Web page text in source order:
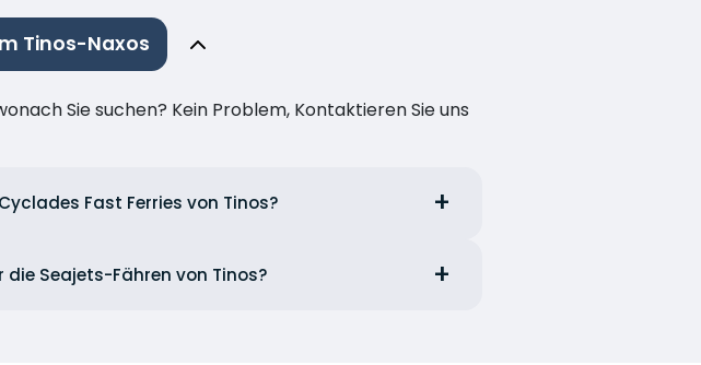
Tinos-Naxos
Sie suchen? Kein Problem, Kontaktieren Sie uns
Fast Ferries von Tinos?
Seajets-Fähren von Tinos?